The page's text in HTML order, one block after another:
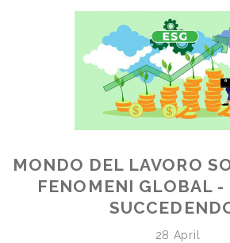
MONDO DEL LAVORO
FENOMENI GLOBAL -
28 April